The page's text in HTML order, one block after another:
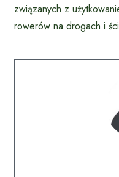
związanych z
rowerów na drogach i